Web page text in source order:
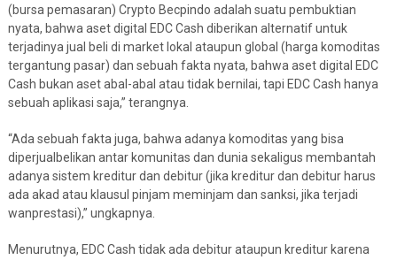
(bursa pemasaran) Crypto Becpindo adalah suatu pembuktian
nyata, bahwa aset digital EDC Cash diberikan alternatif untuk
terjadinya jual beli di market lokal ataupun global (harga komoditas
tergantung pasar) dan sebuah fakta nyata, bahwa aset digital EDC
Cash bukan aset abal-abal atau tidak bernilai, tapi EDC Cash hanya
sebuah aplikasi saja,” terangnya.
“Ada sebuah fakta juga, bahwa adanya komoditas yang bisa
diperjualbelikan antar komunitas dan dunia sekaligus membantah
adanya sistem kreditur dan debitur (jika kreditur dan debitur harus
ada akad atau klausul pinjam meminjam dan sanksi, jika terjadi
wanprestasi),” ungkapnya.
Menurutnya, EDC Cash tidak ada debitur ataupun kreditur karena